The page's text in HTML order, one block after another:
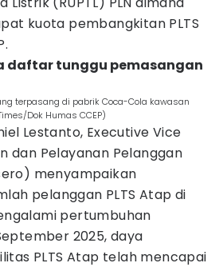
kuota pembangkitan PLTS
daftar tunggu pemasangan
terpasang di pabrik Coca-Cola kawasan
Dok Humas CCEP)
Lestanto, Executive Vice
dan Pelayanan Pelanggan
menyampaikan
pelanggan PLTS Atap di
pertumbuhan
2025, daya
PLTS Atap telah mencapai